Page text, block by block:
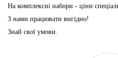
На комплексні набори - ціни
З нами працювати вигідно!
Знай свої умови.